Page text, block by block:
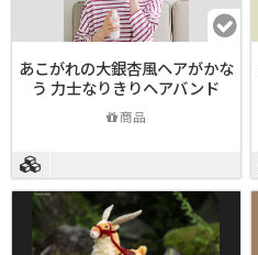
あこがれの大銀杏風ヘアがかな
う 力士なりきりヘアバンド
商品